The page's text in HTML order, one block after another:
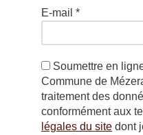
E-mail *
Soumettre en
Commune de
traitement des
conformément aux
légales du site dont